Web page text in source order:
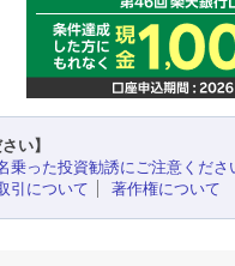
い】
乗った投資勧誘にご注意くださ
引について
著作権について